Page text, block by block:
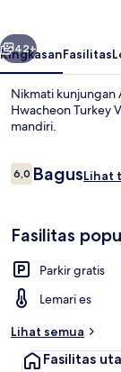
Berikutnya
42+
RingkasanFasilitas
Nikmati kunjungan
Hwacheon Turkey
mandiri.
Ulasan
6,06,0 dari 10
BagusLihat
Fasilitas
Parkir gratis
Lemari es
Lihat semua
Fasilitas